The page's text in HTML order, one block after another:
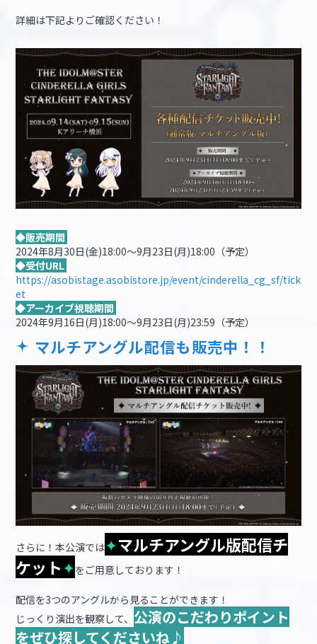
詳細は下記よりご確認ください！
◆販売期間
2024年8月30日(金)18:00～9月23日(月)18:00（予定）
◆受付URL
https://asobistage.asobistore.jp/event/cinderella_cg_sf/tick
et
◆アーカイブ視聴期間
2024年9月16日(月)18:00～9月23日(月)23:59（予定）
マルチアングル配信も販売中！！
さらに！本公演では✦マルチアングル版配信チ
ケット✦をご用意しております！
配信を3つのアングルから見ることができます！
じっくり演出を観察して、 公演のこだわりポイント
をぜひ探してくださいね♪